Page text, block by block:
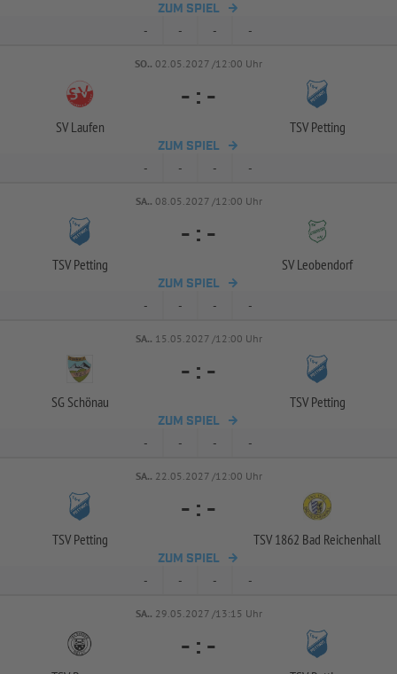
ZUM SPIEL
- - - -
SO.. 02.05.2027 /12:00 Uhr
SV Laufen
- : -
TSV Petting
ZUM SPIEL
- - - -
SA.. 08.05.2027 /12:00 Uhr
TSV Petting
- : -
SV Leobendorf
ZUM SPIEL
- - - -
SA.. 15.05.2027 /12:00 Uhr
SG Schönau
- : -
TSV Petting
ZUM SPIEL
- - - -
SA.. 22.05.2027 /12:00 Uhr
TSV Petting
- : -
TSV 1862 Bad Reichenhall
ZUM SPIEL
- - - -
SA.. 29.05.2027 /13:15 Uhr
- : -